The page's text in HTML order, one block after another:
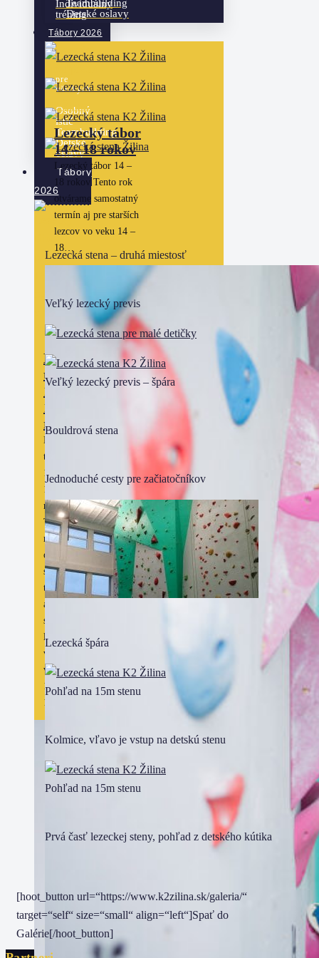
Individuálny
tréning
Ďalšie
služby
pre
všetkých
Osobný
istič
Teambuilding
Detské
oslavy
Tábory
2026
Lezecký
tábor
14 –
18
rokov
Lezecký
tábor
14 –
18
rokov
Tento
rok
otvárame
samostatný
termín
aj pre
starších
lezcov
vo
veku
14 –
18…
Teambuilding
Detské oslavy
Tábory 2026
Lezecký tábor
14 – 18 rokov
Lezecký tábor 14 –
18 rokov Tento rok
otvárame samostatný
termín aj pre starších
lezcov vo veku 14 –
18…
Lezecká stena – druhá miestosť
Veľký lezecký previs
Veľký lezecký previs – špára
Bouldrová stena
Jednoduché cesty pre začiatočníkov
Lezecká špára
Pohľad na 15m stenu
Kolmice, vľavo je vstup na detskú stenu
Pohľad na 15m stenu
Prvá časť lezeckej steny, pohľad z detského kútika
[hoot_button url=“https://www.k2zilina.sk/galeria/“
target=“self“ size=“small“ align=“left“]Spať do
Galérie[/hoot_button]